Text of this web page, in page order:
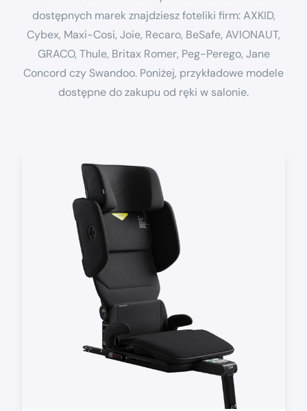
dostępnych marek znajdziesz foteliki firm: AXKID,
Cybex, Maxi-Cosi, Joie, Recaro, BeSafe, AVIONAUT,
GRACO, Thule, Britax Romer, Peg-Perego, Jane
Concord czy Swandoo. Poniżej, przykładowe modele
dostępne do zakupu od ręki w salonie.